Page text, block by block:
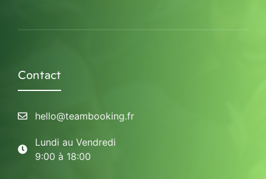
Contact
hello@teambooking.fr
Lundi au Vendredi
9:00 à 18:00